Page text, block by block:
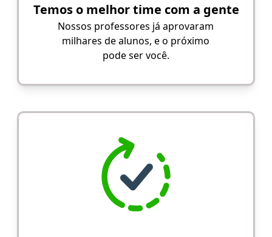
Temos o melhor time com a gente
Nossos professores já aprovaram
milhares de alunos, e o próximo
pode ser você.